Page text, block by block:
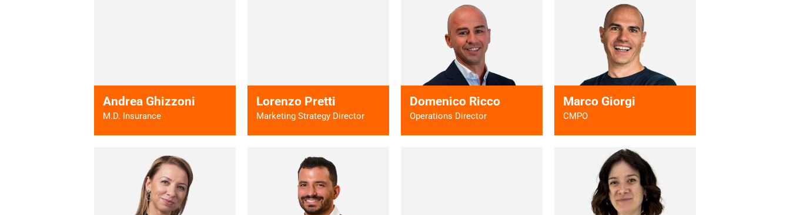
Vai al profilo > Vai al profilo >
Andrea Ghizzoni
M.D. Insurance
Vai al profilo >
Lorenzo Pretti
Marketing Strategy Director
Vai al profilo >
Domenico Ricco
Operations Director
Marco Giorgi
CMPO
Vai al profilo >